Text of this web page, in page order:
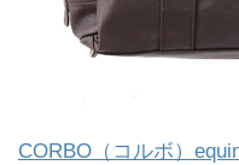
CORBO（コルボ）